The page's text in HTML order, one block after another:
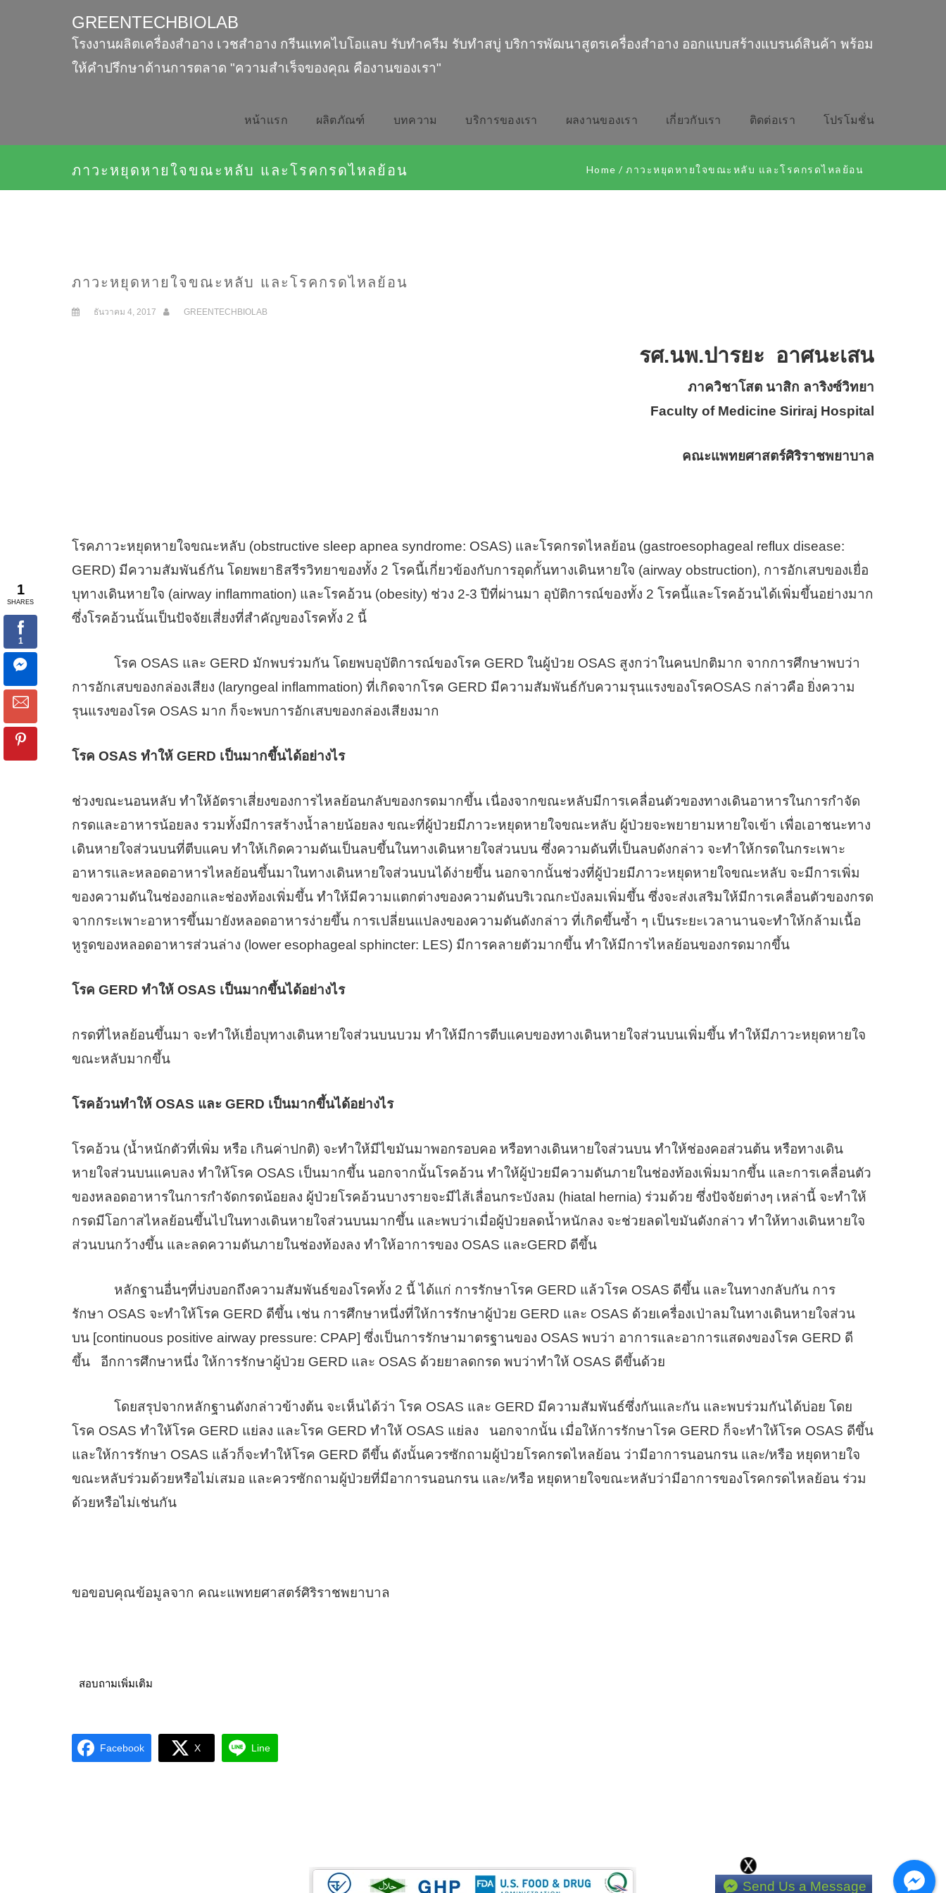
GREENTECHBIOLAB
โรงงานผลิตเครื่องสำอาง เวชสำอาง กรีนแทคไบโอแลบ รับทำครีม รับทำสบู่ บริการพัฒนาสูตรเครื่องสำอาง ออกแบบสร้างแบรนด์สินค้า พร้อม
ให้คำปรึกษาด้านการตลาด "ความสำเร็จของคุณ คืองานของเรา"
หน้าเเรก ผลิตภัณฑ์ บทความ บริการของเรา ผลงานของเรา เกี่ยวกับเรา ติดต่อเรา โปรโมชั่น
ภาวะหยุดหายใจขณะหลับ และโรคกรดไหลย้อน Home / ภาวะหยุดหายใจขณะหลับ และโรคกรดไหลย้อน
ภาวะหยุดหายใจขณะหลับ และโรคกรดไหลย้อน
ธันวาคม 4, 2017 GREENTECHBIOLAB
รศ.นพ.ปารยะ อาศนะเสน
ภาควิชาโสต นาสิก ลาริงซ์วิทยา
Faculty of Medicine Siriraj Hospital
คณะแพทยศาสตร์ศิริราชพยาบาล
โรคภาวะหยุดหายใจขณะหลับ (obstructive sleep apnea syndrome: OSAS) และโรคกรดไหลย้อน (gastroesophageal reflux disease:
GERD) มีความสัมพันธ์กัน โดยพยาธิสรีรวิทยาของทั้ง 2 โรคนี้เกี่ยวข้องกับการอุดกั้นทางเดินหายใจ (airway obstruction), การอักเสบของเยื่อ
บุทางเดินหายใจ (airway inflammation) และโรคอ้วน (obesity) ช่วง 2-3 ปีที่ผ่านมา อุบัติการณ์ของทั้ง 2 โรคนี้และโรคอ้วนได้เพิ่มขึ้นอย่างมาก
ซึ่งโรคอ้วนนั้นเป็นปัจจัยเสี่ยงที่สำคัญของโรคทั้ง 2 นี้
โรค OSAS และ GERD มักพบร่วมกัน โดยพบอุบัติการณ์ของโรค GERD ในผู้ป่วย OSAS สูงกว่าในคนปกติมาก จากการศึกษาพบว่า
การอักเสบของกล่องเสียง (laryngeal inflammation) ที่เกิดจากโรค GERD มีความสัมพันธ์กับความรุนแรงของโรคOSAS กล่าวคือ ยิ่งความ
รุนแรงของโรค OSAS มาก ก็จะพบการอักเสบของกล่องเสียงมาก
โรค OSAS ทำให้ GERD เป็นมากขึ้นได้อย่างไร
ช่วงขณะนอนหลับ ทำให้อัตราเสี่ยงของการไหลย้อนกลับของกรดมากขึ้น เนื่องจากขณะหลับมีการเคลื่อนตัวของทางเดินอาหารในการกำจัด
กรดและอาหารน้อยลง รวมทั้งมีการสร้างน้ำลายน้อยลง ขณะที่ผู้ป่วยมีภาวะหยุดหายใจขณะหลับ ผู้ป่วยจะพยายามหายใจเข้า เพื่อเอาชนะทาง
เดินหายใจส่วนบนที่ตีบแคบ ทำให้เกิดความดันเป็นลบขึ้นในทางเดินหายใจส่วนบน ซึ่งความดันที่เป็นลบดังกล่าว จะทำให้กรดในกระเพาะ
อาหารและหลอดอาหารไหลย้อนขึ้นมาในทางเดินหายใจส่วนบนได้ง่ายขึ้น นอกจากนั้นช่วงที่ผู้ป่วยมีภาวะหยุดหายใจขณะหลับ จะมีการเพิ่ม
ของความดันในช่องอกและช่องท้องเพิ่มขึ้น ทำให้มีความแตกต่างของความดันบริเวณกะบังลมเพิ่มขึ้น ซึ่งจะส่งเสริมให้มีการเคลื่อนตัวของกรด
จากกระเพาะอาหารขึ้นมายังหลอดอาหารง่ายขึ้น การเปลี่ยนแปลงของความดันดังกล่าว ที่เกิดขึ้นซ้ำ ๆ เป็นระยะเวลานานจะทำให้กล้ามเนื้อ
หูรูดของหลอดอาหารส่วนล่าง (lower esophageal sphincter: LES) มีการคลายตัวมากขึ้น ทำให้มีการไหลย้อนของกรดมากขึ้น
โรค GERD ทำให้ OSAS เป็นมากขึ้นได้อย่างไร
กรดที่ไหลย้อนขึ้นมา จะทำให้เยื่อบุทางเดินหายใจส่วนบนบวม ทำให้มีการตีบแคบของทางเดินหายใจส่วนบนเพิ่มขึ้น ทำให้มีภาวะหยุดหายใจ
ขณะหลับมากขึ้น
โรคอ้วนทำให้ OSAS และ GERD เป็นมากขึ้นได้อย่างไร
โรคอ้วน (น้ำหนักตัวที่เพิ่ม หรือ เกินค่าปกติ) จะทำให้มีไขมันมาพอกรอบคอ หรือทางเดินหายใจส่วนบน ทำให้ช่องคอส่วนต้น หรือทางเดิน
หายใจส่วนบนแคบลง ทำให้โรค OSAS เป็นมากขึ้น นอกจากนั้นโรคอ้วน ทำให้ผู้ป่วยมีความดันภายในช่องท้องเพิ่มมากขึ้น และการเคลื่อนตัว
ของหลอดอาหารในการกำจัดกรดน้อยลง ผู้ป่วยโรคอ้วนบางรายจะมีไส้เลื่อนกระบังลม (hiatal hernia) ร่วมด้วย ซึ่งปัจจัยต่างๆ เหล่านี้ จะทำให้
กรดมีโอกาสไหลย้อนขึ้นไปในทางเดินหายใจส่วนบนมากขึ้น และพบว่าเมื่อผู้ป่วยลดน้ำหนักลง จะช่วยลดไขมันดังกล่าว ทำให้ทางเดินหายใจ
ส่วนบนกว้างขึ้น และลดความดันภายในช่องท้องลง ทำให้อาการของ OSAS และGERD ดีขึ้น
หลักฐานอื่นๆที่บ่งบอกถึงความสัมพันธ์ของโรคทั้ง 2 นี้ ได้แก่ การรักษาโรค GERD แล้วโรค OSAS ดีขึ้น และในทางกลับกัน การ
รักษา OSAS จะทำให้โรค GERD ดีขึ้น เช่น การศึกษาหนึ่งที่ให้การรักษาผู้ป่วย GERD และ OSAS ด้วยเครื่องเป่าลมในทางเดินหายใจส่วน
บน [continuous positive airway pressure: CPAP] ซึ่งเป็นการรักษามาตรฐานของ OSAS พบว่า อาการและอาการแสดงของโรค GERD ดี
ขึ้น อีกการศึกษาหนึ่ง ให้การรักษาผู้ป่วย GERD และ OSAS ด้วยยาลดกรด พบว่าทำให้ OSAS ดีขึ้นด้วย
โดยสรุปจากหลักฐานดังกล่าวข้างต้น จะเห็นได้ว่า โรค OSAS และ GERD มีความสัมพันธ์ซึ่งกันและกัน และพบร่วมกันได้บ่อย โดย
โรค OSAS ทำให้โรค GERD แย่ลง และโรค GERD ทำให้ OSAS แย่ลง นอกจากนั้น เมื่อให้การรักษาโรค GERD ก็จะทำให้โรค OSAS ดีขึ้น
และให้การรักษา OSAS แล้วก็จะทำให้โรค GERD ดีขึ้น ดังนั้นควรซักถามผู้ป่วยโรคกรดไหลย้อน ว่ามีอาการนอนกรน และ/หรือ หยุดหายใจ
ขณะหลับร่วมด้วยหรือไม่เสมอ และควรซักถามผู้ป่วยที่มีอาการนอนกรน และ/หรือ หยุดหายใจขณะหลับว่ามีอาการของโรคกรดไหลย้อน ร่วม
ด้วยหรือไม่เช่นกัน
ขอขอบคุณข้อมูลจาก คณะแพทยศาสตร์ศิริราชพยาบาล
สอบถามเพิ่มเติม
Facebook X Line
Send Us a Message